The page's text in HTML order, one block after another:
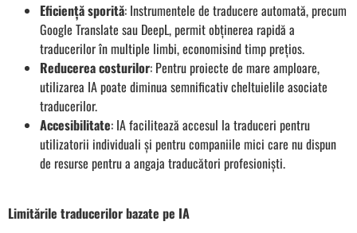
Eficiență sporită: Instrumentele de traducere automată, precum
Google Translate sau DeepL, permit obținerea rapidă a
traducerilor în multiple limbi, economisind timp prețios.
Reducerea costurilor: Pentru proiecte de mare amploare,
utilizarea IA poate diminua semnificativ cheltuielile asociate
traducerilor.
Accesibilitate: IA facilitează accesul la traduceri pentru
utilizatorii individuali și pentru companiile mici care nu dispun
de resurse pentru a angaja traducători profesioniști.
Limitările traducerilor bazate pe IA